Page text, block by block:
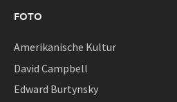
FOTO
Amerikanische Kultur
David Campbell
Edward Burtynsky